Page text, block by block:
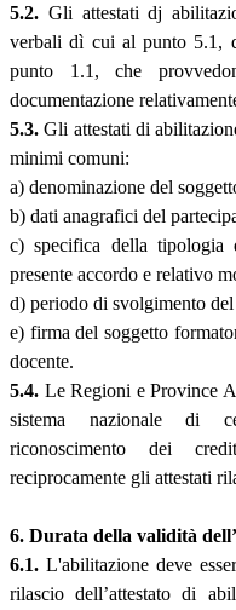
5.2. Gli attestati dj
verbali dì cui al punto 5.1,
punto 1.1, che
documentazione
5.3. Gli attestati di
minimi comuni:
a) denominazione del
b) dati anagrafici del
c) specifica della tipologia
presente accordo e relativo
d) periodo di svolgimento del
e) firma del soggetto
docente.
5.4. Le Regioni e Province
sistema nazionale di
riconoscimento dei
reciprocamente gli attestati
6. Durata della validità
6.1. L'abilitazione deve
rilascio dell’attestato di